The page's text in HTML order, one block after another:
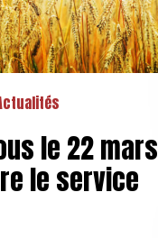
le 22 mars
le service